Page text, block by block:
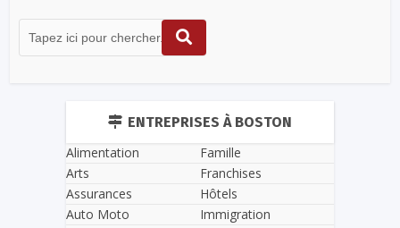
ENTREPRISES À BOSTON
Alimentation
Arts
Assurances
Auto Moto
Famille
Franchises
Hôtels
Immigration